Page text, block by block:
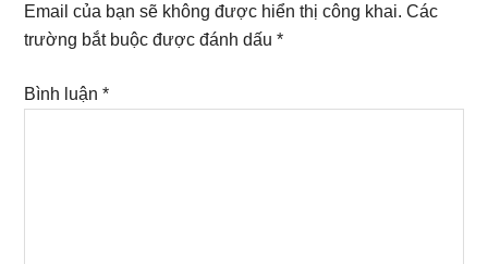
Email của bạn sẽ không được hiển thị công khai. Các
trường bắt buộc được đánh dấu*
Bình luận*